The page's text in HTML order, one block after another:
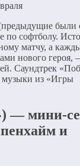
были
по софтболу.
матчу, а
нового героя,
Саундтрек
музыки из «Игры
— мини-
и